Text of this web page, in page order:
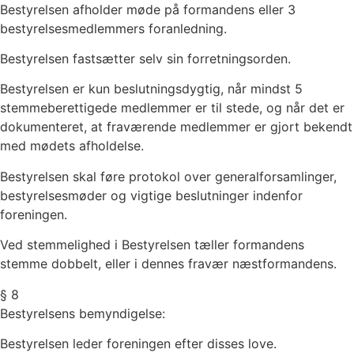
Bestyrelsen afholder møde på formandens eller 3
bestyrelsesmedlemmers foranledning.
Bestyrelsen fastsætter selv sin forretningsorden.
Bestyrelsen er kun beslutningsdygtig, når mindst 5
stemmeberettigede medlemmer er til stede, og når det er
dokumenteret, at fraværende medlemmer er gjort bekendt
med mødets afholdelse.
Bestyrelsen skal føre protokol over generalforsamlinger,
bestyrelsesmøder og vigtige beslutninger indenfor
foreningen.
Ved stemmelighed i Bestyrelsen tæller formandens
stemme dobbelt, eller i dennes fravær næstformandens.
§ 8
Bestyrelsens bemyndigelse:
Bestyrelsen leder foreningen efter disses love.